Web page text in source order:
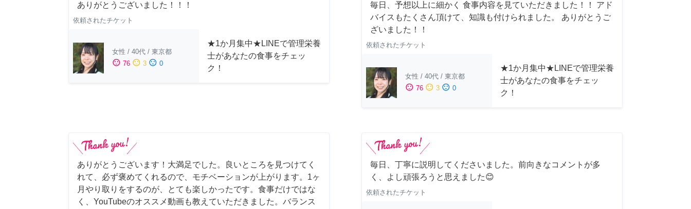
ありがとうございました！！！
依頼されたチケット
女性 / 40代 / 東京都
sentiment_satisfied 76 sentiment_neutral 3 sentiment_dissatisfied 0
★1か月集中★LINEで管理栄養
士があなたの食事をチェッ
ク！
毎日、予想以上に細かく 食事内容を見ていただきました！！ アド
バイスもたくさん頂けて、知識も付けられました。 ありがとうご
ざいました！！
依頼されたチケット
女性 / 40代 / 東京都
sentiment_satisfied 76 sentiment_neutral 3 sentiment_dissatisfied 0
★1か月集中★LINEで管理栄養
士があなたの食事をチェッ
ク！
ありがとうございます！大満足でした。良いところを見つけてく
れて、必ず褒めてくれるので、モチベーションが上がります。1ヶ
月やり取りをするのが、とても楽しかったです。食事だけではな
く、YouTubeのオススメ動画も教えていただきました。バランス
毎日、丁寧に説明してくださいました。前向きなコメントが多
く、よし頑張ろうと思えました😊
依頼されたチケット